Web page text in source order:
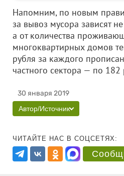
Напомним, по новым
за вывоз мусора зависят
а от количества
многоквартирных домов
рубля за каждого
частного сектора — по
30 января 2019
Автор/Источник
ЧИТАЙТЕ НАС В СОЦСЕТЯХ: